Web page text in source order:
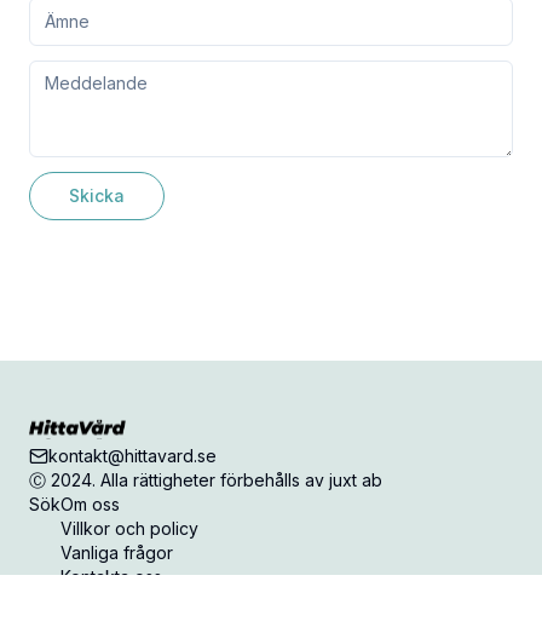
Skicka
kontakt@hittavard.se
Ⓒ 2024. Alla rättigheter förbehålls av juxt ab
SökOm oss
Villkor och policy
Vanliga frågor
Kontakta oss